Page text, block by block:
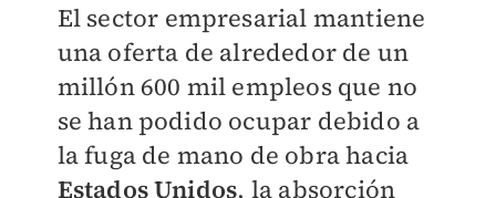
El sector empresarial mantiene
una oferta de alrededor de un
millón 600 mil empleos que no
se han podido ocupar debido a
la fuga de mano de obra hacia
Estados Unidos, la absorción